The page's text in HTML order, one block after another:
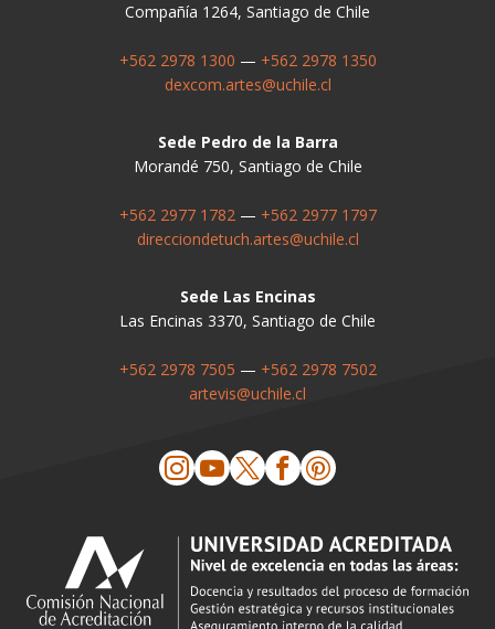
Compañía 1264, Santiago de Chile
+562 2978 1300 — +562 2978 1350
dexcom.artes@uchile.cl
Sede Pedro de la Barra
Morandé 750, Santiago de Chile
+562 2977 1782— +562 2977 1797
direcciondetuch.artes@uchile.cl
Sede Las Encinas
Las Encinas 3370, Santiago de Chile
+562 2978 7505 — +562 2978 7502
artevis@uchile.cl